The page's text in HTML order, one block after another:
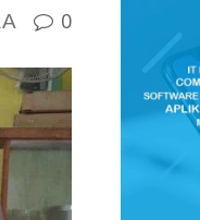
A 0